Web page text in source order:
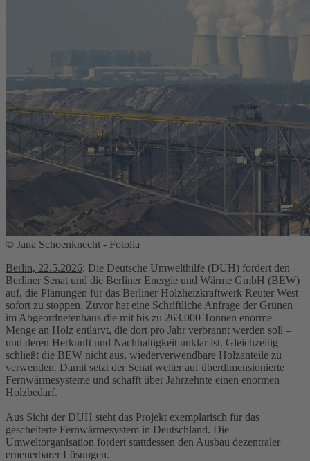
© Jana Schoenknecht - Fotolia
Berlin, 22.5.2026: Die Deutsche Umwelthilfe (DUH) fordert den
Berliner Senat und die Berliner Energie und Wärme GmbH (BEW)
auf, die Planungen für das Berliner Holzheizkraftwerk Reuter West
sofort zu stoppen. Zuvor hat eine Schriftliche Anfrage der Grünen
im Abgeordnetenhaus die mit bis zu 263.000 Tonnen enorme
Menge an Holz entlarvt, die dort pro Jahr verbrannt werden soll –
und deren Herkunft und Nachhaltigkeit unklar ist. Gleichzeitig
schließt die BEW nicht aus, wiederverwendbare Holzanteile zu
verwenden. Damit setzt der Senat weiter auf überdimensionierte
Fernwärmesysteme und schafft über Jahrzehnte einen enormen
Holzbedarf.
Aus Sicht der DUH steht das Projekt exemplarisch für das
gescheiterte Fernwärmesystem in Deutschland. Die
Umweltorganisation fordert stattdessen den Ausbau dezentraler
erneuerbarer Lösungen.